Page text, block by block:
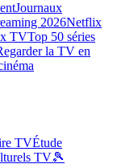
Journaux
2026Netflix
TVTop 50 séries
la TV en
TVÉtude
TV🎾